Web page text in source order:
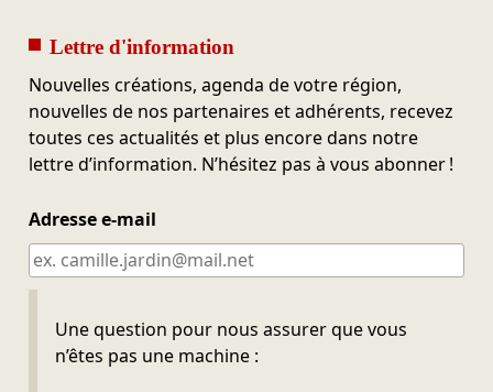
Lettre d'information
Nouvelles créations, agenda de votre région,
nouvelles de nos partenaires et adhérents, recevez
toutes ces actualités et plus encore dans notre
lettre d’information. N’hésitez pas à vous abonner !
Adresse e-mail
Une question pour nous assurer que vous
n’êtes pas une machine :
Ne pas remplir